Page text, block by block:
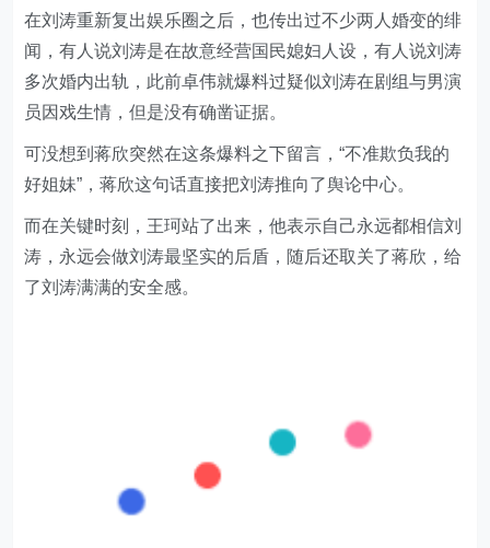
在刘涛重新复出娱乐圈之后，也传出过不少两人婚变的绯
闻，有人说刘涛是在故意经营国民媳妇人设，有人说刘涛
多次婚内出轨，此前卓伟就爆料过疑似刘涛在剧组与男演
员因戏生情，但是没有确凿证据。
可没想到蒋欣突然在这条爆料之下留言，“不准欺负我的
好姐妹”，蒋欣这句话直接把刘涛推向了舆论中心。
而在关键时刻，王珂站了出来，他表示自己永远都相信刘
涛，永远会做刘涛最坚实的后盾，随后还取关了蒋欣，给
了刘涛满满的安全感。